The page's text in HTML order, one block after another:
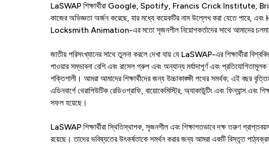
LaSWAP শিক্ষার্থীরা Google, Spotify, Francis Crick Institute,
কাজের অভিজ্ঞতা অর্জন করেছে, যার মধ্যে কয়েকটির নাম উল্লেখ করা যেতে
Locksmith Animation-এর মতো সৃজনশীল নিয়োগকর্তাদের সাথে আমাদের চলমান
জাতীয় পরিসংখ্যানের সাথে তুলনা করলে দেখা যায় যে LaSWAP-এর শিক্ষার্থীরা
পাওয়ার সম্ভাবনা বেশি এবং রাসেল গ্রুপ এবং অন্যান্য মর্যাদাপূর্ণ এবং
শক্তিশালী। আমরা আমাদের শিক্ষার্থীদের জন্য উচ্চাকাঙ্ক্ষী পথের সমর্থক; এই বছর
এডিনবার্গে থেরাপিউটিক রেডিওগ্রাফি, বায়োকেমিস্ট্রি, অ্যাকাউন্টিং এবং ফিন্যান্স
সফল হয়েছে।
LaSWAP শিক্ষার্থীরা স্থিতিস্থাপক, সৃজনশীল এবং শিক্ষাগতভাবে দক্ষ তরুণ
রয়েছে। তাদের ভবিষ্যতের উৎকর্ষতাকে সমর্থন করার জন্য আমরা একটি বিস্তৃত